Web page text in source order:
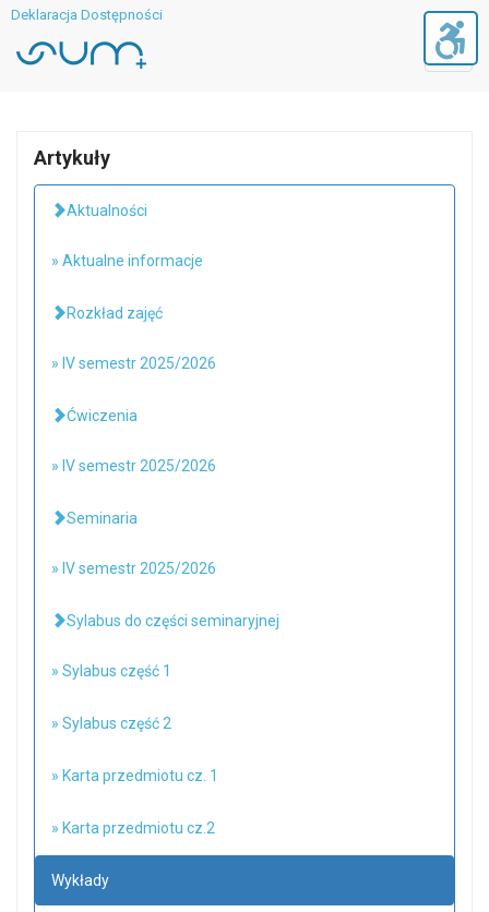
Deklaracja Dostępności
Artykuły
Aktualności
» Aktualne informacje
Rozkład zajęć
» IV semestr 2025/2026
Ćwiczenia
» IV semestr 2025/2026
Seminaria
» IV semestr 2025/2026
Sylabus do części seminaryjnej
» Sylabus część 1
» Sylabus część 2
» Karta przedmiotu cz. 1
» Karta przedmiotu cz.2
Wykłady